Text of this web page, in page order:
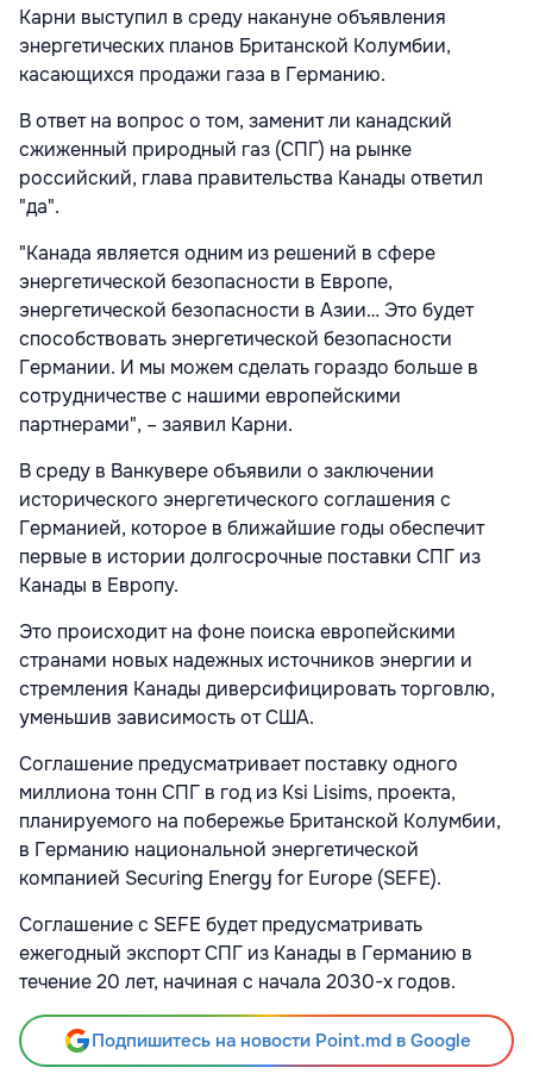
Карни выступил в среду накануне объявления
энергетических планов Британской Колумбии,
касающихся продажи газа в Германию.
В ответ на вопрос о том, заменит ли канадский
сжиженный природный газ (СПГ) на рынке
российский, глава правительства Канады ответил
"да".
"Канада является одним из решений в сфере
энергетической безопасности в Европе,
энергетической безопасности в Азии… Это будет
способствовать энергетической безопасности
Германии. И мы можем сделать гораздо больше в
сотрудничестве с нашими европейскими
партнерами", – заявил Карни.
В среду в Ванкувере объявили о заключении
исторического энергетического соглашения с
Германией, которое в ближайшие годы обеспечит
первые в истории долгосрочные поставки СПГ из
Канады в Европу.
Это происходит на фоне поиска европейскими
странами новых надежных источников энергии и
стремления Канады диверсифицировать торговлю,
уменьшив зависимость от США.
Соглашение предусматривает поставку одного
миллиона тонн СПГ в год из Ksi Lisims, проекта,
планируемого на побережье Британской Колумбии,
в Германию национальной энергетической
компанией Securing Energy for Europe (SEFE).
Соглашение с SEFE будет предусматривать
ежегодный экспорт СПГ из Канады в Германию в
течение 20 лет, начиная с начала 2030-х годов.
Подпишитесь на новости Point.md в Google